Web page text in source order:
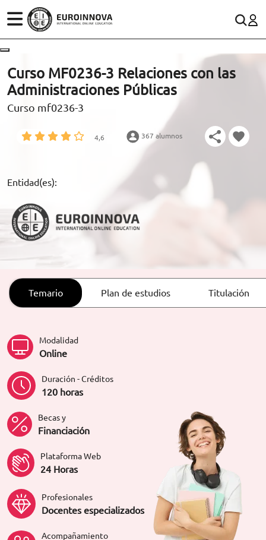
ESTUDIOS
CONOCE EUROINNOVA
RECURSOS EDUCATIVOS
ARTÍCULOS
(+34)958 050 200(gratuito en España)
900 831 200
formacion@euroinnova.com
TRABAJA CON NOSOTROS
Curso MF0236-3 Relaciones con las
Administraciones Públicas
Curso mf0236-3
4,6 367 alumnos
Entidad(es):
Temario Plan de estudios Titulación
Modalidad
Online
Duración - Créditos
120 horas
Becas y
Financiación
Plataforma Web
24 Horas
Profesionales
Docentes especializados
Acompañamiento